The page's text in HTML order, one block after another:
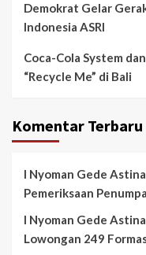
Demokrat Gelar
Indonesia ASRI
Coca-Cola System
“Recycle Me” di Bali
Komentar Terbaru
I Nyoman Gede Astina
Pemeriksaan
I Nyoman Gede Astina
Lowongan 249